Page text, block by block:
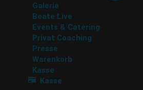
Galerie
Beate Live
Events & Catering
Privat Coaching
Presse
Warenkorb
Kasse
Kasse